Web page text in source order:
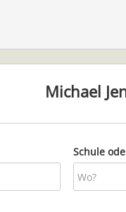
Michael
Schule